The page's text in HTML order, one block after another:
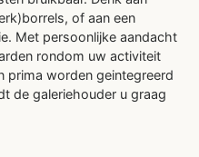
of aan een
Met persoonlijke aandacht
rondom uw activiteit
worden geintegreerd
de galeriehouder u graag